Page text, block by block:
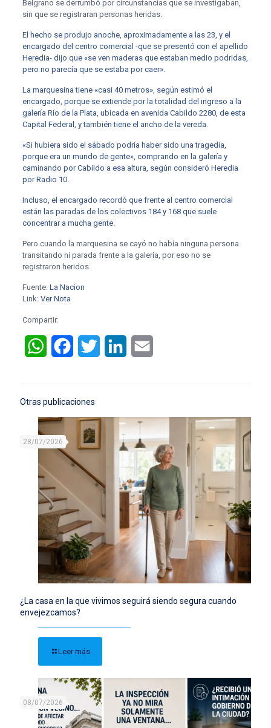
Belgrano se derrumbó por circunstancias que se investigaban,
sin que se registraran personas heridas.
El hecho se produjo anoche, aproximadamente a las 23, y el
encargado del centro comercial -que se presentó con el apellido
Heredia- dijo que «se ven maderas que estaban medio podridas,
pero no parecía que se estaba por caer».
La marquesina tiene «casi 40 metros», según estimó el
encargado, porque se extiende por la totalidad del ingreso a la
galería Río de la Plata, ubicada en avenida Cabildo 2280, de esta
Capital Federal, y también tiene el ancho de la vereda.
«Si hubiera sido el sábado podría haber sido una tragedia,
porque era un mundo de gente», comprando en la galería y
caminando por Cabildo a esa altura, según consideró Heredia
por Radio 10.
Incluso, el encargado recordó que frente al centro comercial
están las paradas de los colectivos 184 y 168 que suele
concentrar a mucha gente.
Pero cuando la marquesina se cayó no había ninguna persona
transitando ni parada frente a la galería, por eso no se
registraron heridos.
Fuente: La Nacion
Link: Ver Nota
Compartir:
WhatsAppFacebookTwitter LinkedIn
Otras publicaciones
28/07/2026
¿La casa en la que vivimos seguirá siendo segura cuando
envejezcamos?
Leer más
08/07/2026